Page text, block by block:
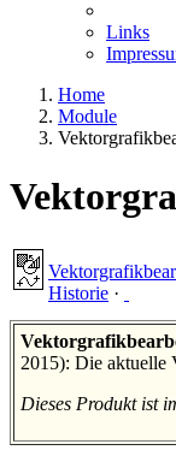
Links
Home
Module
Historie ·
2015): Die aktuelle
Dieses Produkt ist